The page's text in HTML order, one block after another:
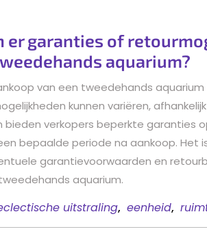
er garanties of
aquarium?
van een tweedehands
kunnen variëren,
bieden verkopers beperkte garanties
bepaalde periode na aankoop. Het
garantievoorwaarden en
aquarium.
uitstraling, eenheid,